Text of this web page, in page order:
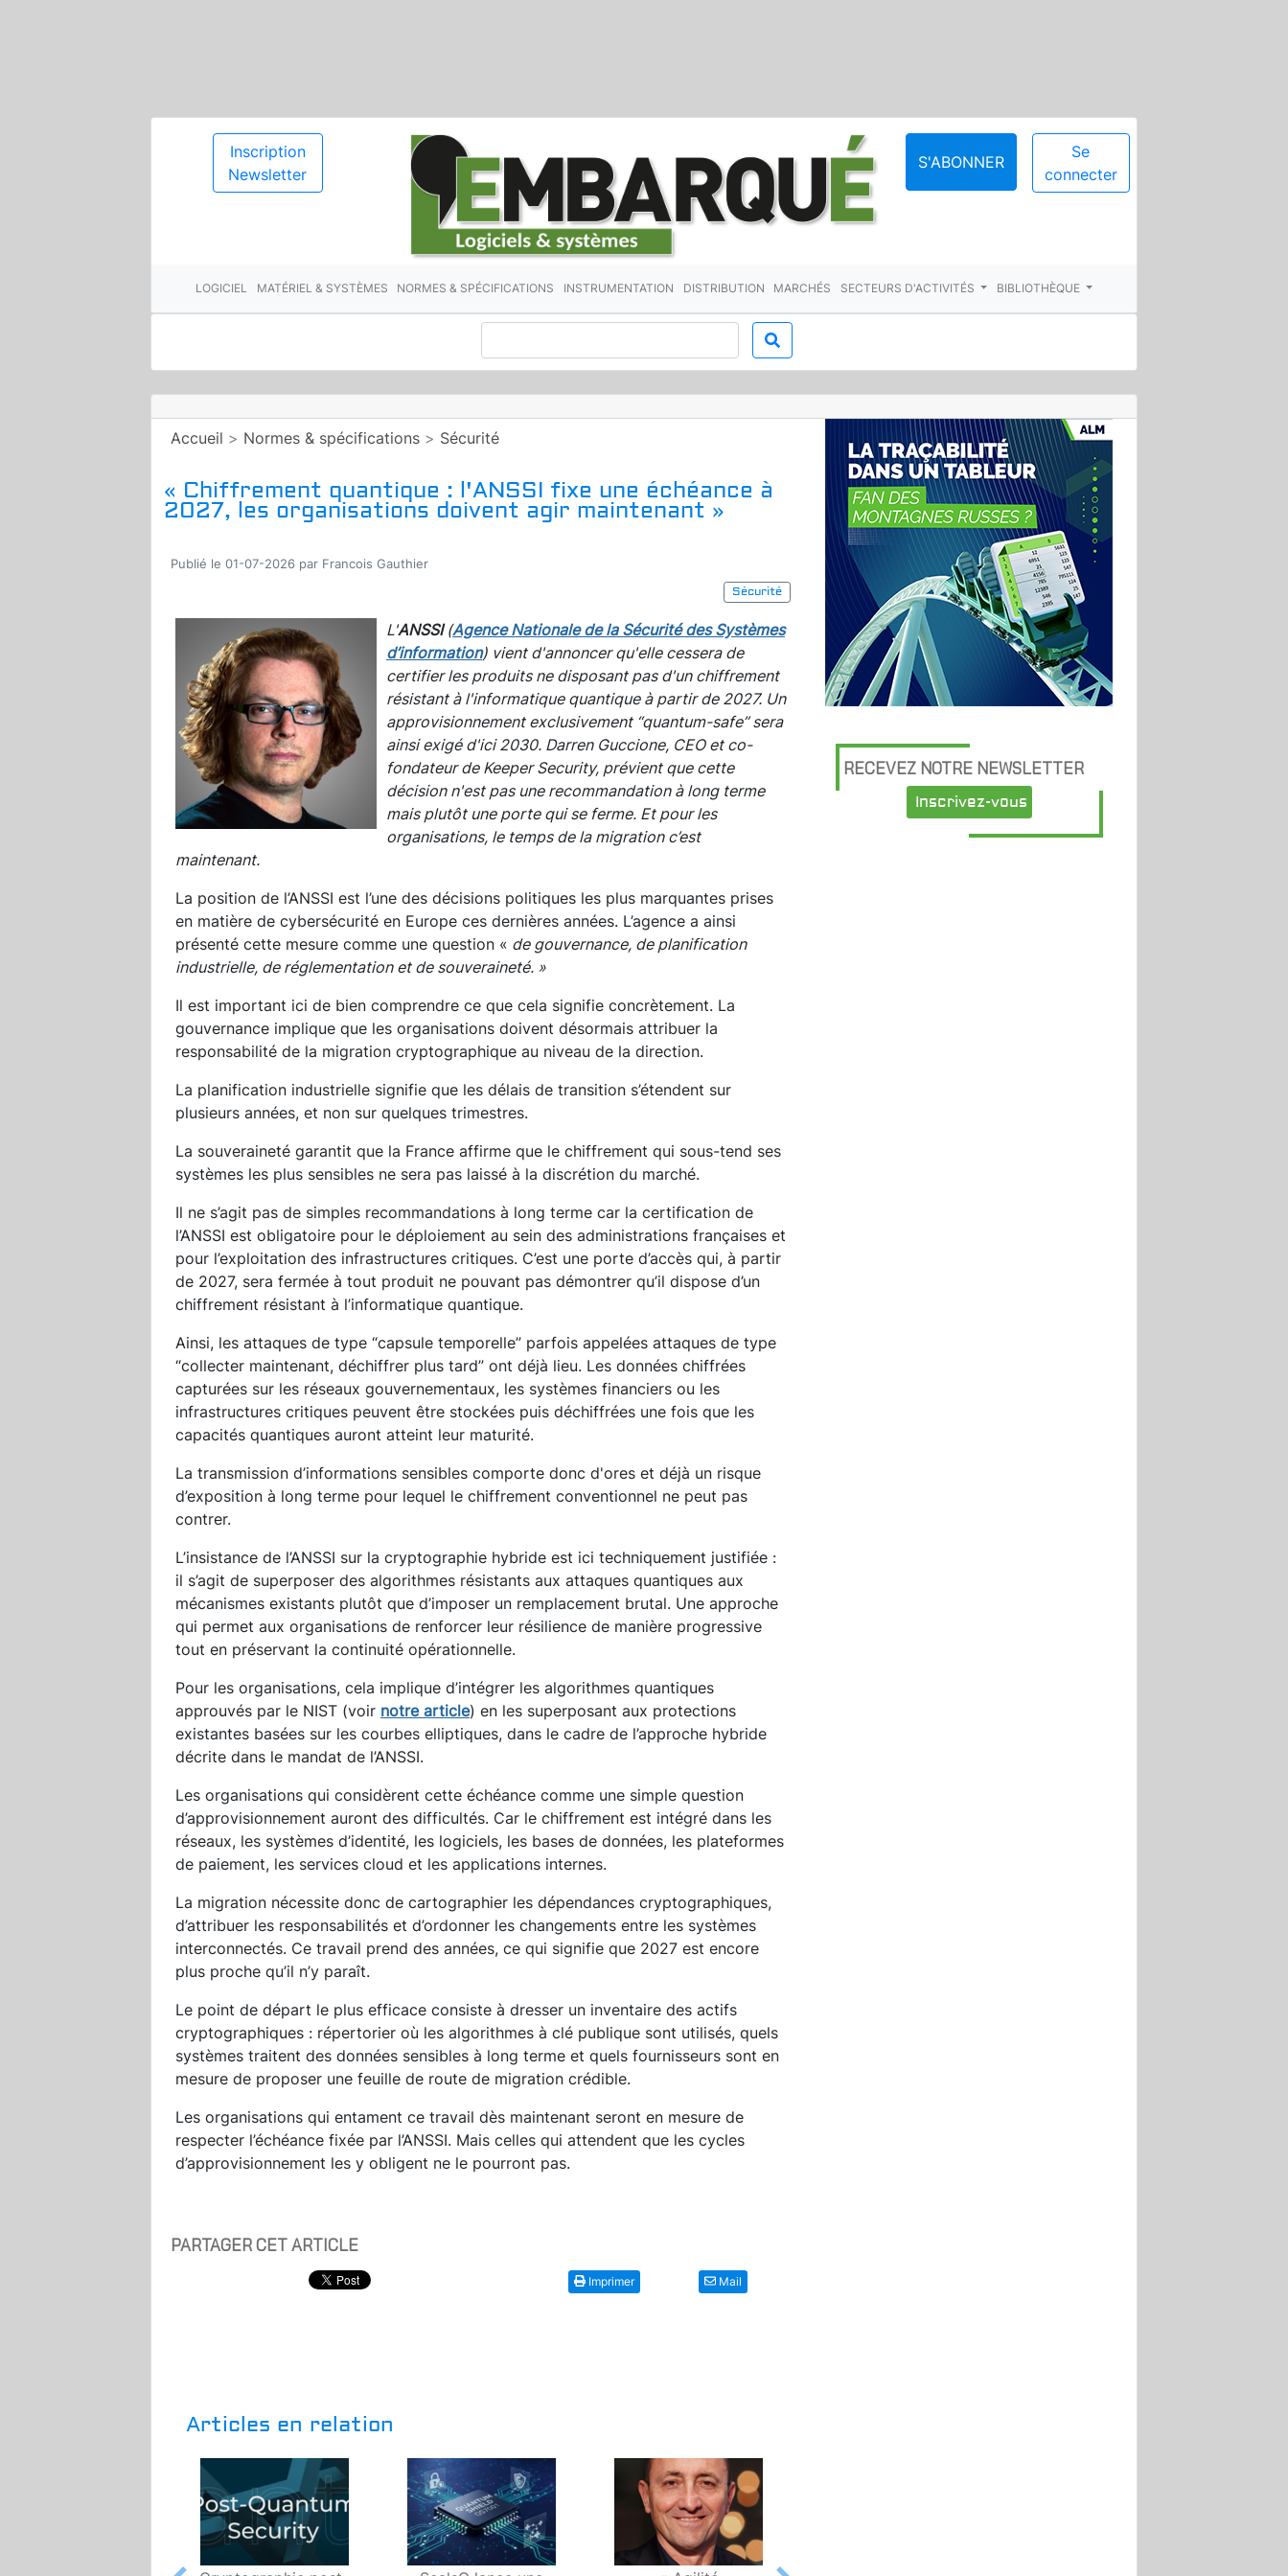
Inscription
Newsletter
S'ABONNER
Se
connecter
LOGICIEL MATÉRIEL & SYSTÈMES NORMES & SPÉCIFICATIONS INSTRUMENTATION DISTRIBUTION MARCHÉS SECTEURS D'ACTIVITÉS BIBLIOTHÈQUE
Accueil > Normes & spécifications > Sécurité
« Chiffrement quantique : l'ANSSI fixe une échéance à
2027, les organisations doivent agir maintenant »
Publié le 01-07-2026 par Francois Gauthier
Sécurité
L'ANSSI(Agence Nationale de la Sécurité des Systèmes
d’information) vient d'annoncer qu'elle cessera de
certifier les produits ne disposant pas d'un chiffrement
résistant à l'informatique quantique à partir de 2027. Un
approvisionnement exclusivement “quantum-safe” sera
ainsi exigé d'ici 2030. Darren Guccione, CEO et co-
fondateur de Keeper Security, prévient que cette
décision n'est pas une recommandation à long terme
mais plutôt une porte qui se ferme. Et pour les
organisations, le temps de la migration c’est
maintenant.
La position de l’ANSSI est l’une des décisions politiques les plus marquantes prises
en matière de cybersécurité en Europe ces dernières années. L’agence a ainsi
présenté cette mesure comme une question « de gouvernance, de planification
industrielle, de réglementation et de souveraineté. »
Il est important ici de bien comprendre ce que cela signifie concrètement. La
gouvernance implique que les organisations doivent désormais attribuer la
responsabilité de la migration cryptographique au niveau de la direction.
La planification industrielle signifie que les délais de transition s’étendent sur
plusieurs années, et non sur quelques trimestres.
La souveraineté garantit que la France affirme que le chiffrement qui sous-tend ses
systèmes les plus sensibles ne sera pas laissé à la discrétion du marché.
Il ne s’agit pas de simples recommandations à long terme car la certification de
l’ANSSI est obligatoire pour le déploiement au sein des administrations françaises et
pour l’exploitation des infrastructures critiques. C’est une porte d’accès qui, à partir
de 2027, sera fermée à tout produit ne pouvant pas démontrer qu’il dispose d’un
chiffrement résistant à l’informatique quantique.
Ainsi, les attaques de type “capsule temporelle” parfois appelées attaques de type
“collecter maintenant, déchiffrer plus tard” ont déjà lieu. Les données chiffrées
capturées sur les réseaux gouvernementaux, les systèmes financiers ou les
infrastructures critiques peuvent être stockées puis déchiffrées une fois que les
capacités quantiques auront atteint leur maturité.
La transmission d’informations sensibles comporte donc d'ores et déjà un risque
d’exposition à long terme pour lequel le chiffrement conventionnel ne peut pas
contrer.
L’insistance de l’ANSSI sur la cryptographie hybride est ici techniquement justifiée :
il s’agit de superposer des algorithmes résistants aux attaques quantiques aux
mécanismes existants plutôt que d’imposer un remplacement brutal. Une approche
qui permet aux organisations de renforcer leur résilience de manière progressive
tout en préservant la continuité opérationnelle.
Pour les organisations, cela implique d’intégrer les algorithmes quantiques
approuvés par le NIST (voir notre article) en les superposant aux protections
existantes basées sur les courbes elliptiques, dans le cadre de l’approche hybride
décrite dans le mandat de l’ANSSI.
Les organisations qui considèrent cette échéance comme une simple question
d’approvisionnement auront des difficultés. Car le chiffrement est intégré dans les
réseaux, les systèmes d’identité, les logiciels, les bases de données, les plateformes
de paiement, les services cloud et les applications internes.
La migration nécessite donc de cartographier les dépendances cryptographiques,
d’attribuer les responsabilités et d’ordonner les changements entre les systèmes
interconnectés. Ce travail prend des années, ce qui signifie que 2027 est encore
plus proche qu’il n’y paraît.
Le point de départ le plus efficace consiste à dresser un inventaire des actifs
cryptographiques : répertorier où les algorithmes à clé publique sont utilisés, quels
systèmes traitent des données sensibles à long terme et quels fournisseurs sont en
mesure de proposer une feuille de route de migration crédible.
Les organisations qui entament ce travail dès maintenant seront en mesure de
respecter l’échéance fixée par l’ANSSI. Mais celles qui attendent que les cycles
d’approvisionnement les y obligent ne le pourront pas.
PARTAGER CET ARTICLE
Imprimer Mail
Articles en relation
RECEVEZ NOTRE NEWSLETTER
Inscrivez-vous